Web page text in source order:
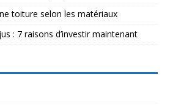
toiture selon les matériaux
: 7 raisons d’investir maintenant